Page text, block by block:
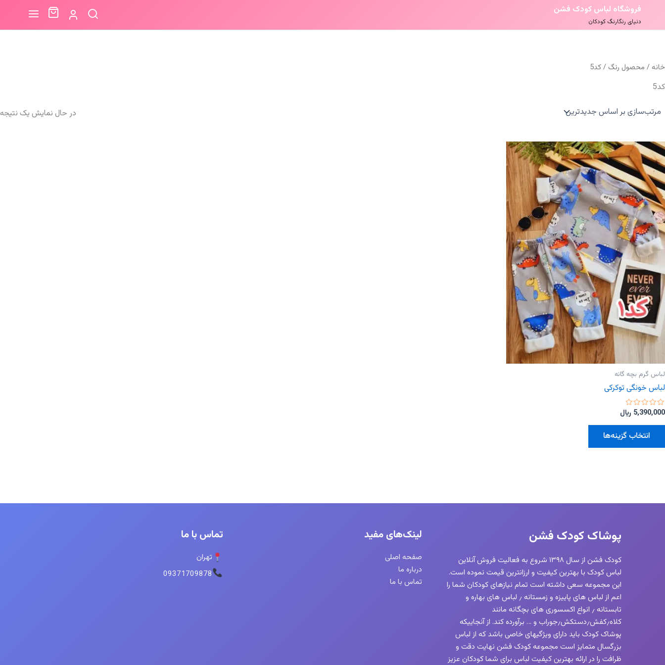
فروشگاه لباس کودک فشن
دنیای رنگارنگ کودکان
خانه / محصول رنگ / کد5
کد5
در حال نمایش یک نتیجه
لباس گرم بچه گانه
لباس خونگی توکرکی
امتیاز
از
5,390,000 ﷼
انتخاب گزینه‌ها
این
باشد.
ها
ممکن
است
در
صفحه
محصول
انتخاب
شوند
پوشاک کودک فشن
کودک فشن از سال ۱۳۹۸ شروع به فعالیت فروش آنلاین
لباس کودک با بهترین کیفیت و ارزانترین قیمت نموده است.
این مجموعه سعی داشته است تمام نیازهای کودکان شما را
اعم از لباس های پاییزه و زمستانه ٫ لباس های بهاره و
تابستانه ٫ انواع اکسسوری های بچگانه مانند
کلاه٫کفش٫دستکش٫جوراب و … برآورده کند. از آنجاییکه
پوشاک کودک باید دارای ویژگیهای خاصی باشد که از لباس
بزرگسال متمایز است مجموعه کودک فشن نهایت دقت و
ظرافت را در ارائه بهترین کیفیت لباس برای شما کودکان عزیز
لینک‌های مفید
صفحه اصلی
درباره ما
تماس با ما
تماس با ما
تهران
09371709878